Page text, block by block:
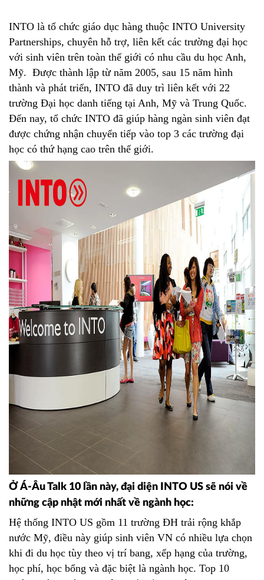
INTO là tổ chức giáo dục hàng thuộc INTO University
Partnerships, chuyên hỗ trợ, liên kết các trường đại học
với sinh viên trên toàn thế giới có nhu cầu du học Anh,
Mỹ. Được thành lập từ năm 2005, sau 15 năm hình
thành và phát triển, INTO đã duy trì liên kết với 22
trường Đại học danh tiếng tại Anh, Mỹ và Trung Quốc.
Đến nay, tổ chức INTO đã giúp hàng ngàn sinh viên đạt
được chứng nhận chuyển tiếp vào top 3 các trường đại
học có thứ hạng cao trên thế giới.
Ở Á-Âu Talk 10 lần này, đại diện INTO US sẽ nói về
những cập nhật mới nhất về ngành học:
Hệ thống INTO US gồm 11 trường ĐH trải rộng khắp
nước Mỹ, điều này giúp sinh viên VN có nhiều lựa chọn
khi đi du học tùy theo vị trí bang, xếp hạng của trường,
học phí, học bổng và đặc biệt là ngành học. Top 10